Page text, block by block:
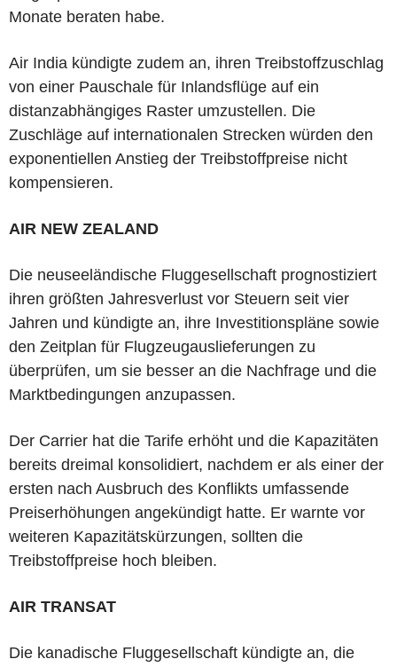
Monate beraten habe.
Air India kündigte zudem an, ihren Treibstoffzuschlag
von einer Pauschale für Inlandsflüge auf ein
distanzabhängiges Raster umzustellen. Die
Zuschläge auf internationalen Strecken würden den
exponentiellen Anstieg der Treibstoffpreise nicht
kompensieren.
AIR NEW ZEALAND
Die neuseeländische Fluggesellschaft prognostiziert
ihren größten Jahresverlust vor Steuern seit vier
Jahren und kündigte an, ihre Investitionspläne sowie
den Zeitplan für Flugzeugauslieferungen zu
überprüfen, um sie besser an die Nachfrage und die
Marktbedingungen anzupassen.
Der Carrier hat die Tarife erhöht und die Kapazitäten
bereits dreimal konsolidiert, nachdem er als einer der
ersten nach Ausbruch des Konflikts umfassende
Preiserhöhungen angekündigt hatte. Er warnte vor
weiteren Kapazitätskürzungen, sollten die
Treibstoffpreise hoch bleiben.
AIR TRANSAT
Die kanadische Fluggesellschaft kündigte an, die